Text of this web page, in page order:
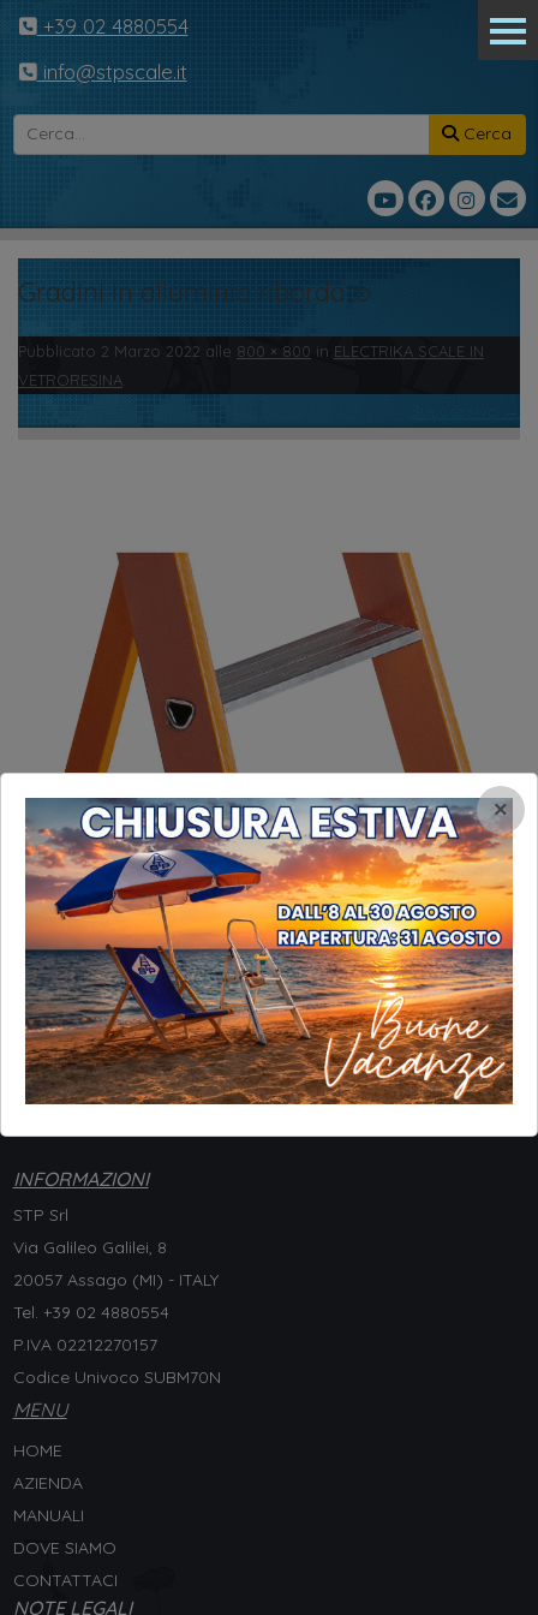
+39 02 4880554
info@stpscale.it
Cerca
Gradini in alluminio ribordato
Pubblicato 2 Marzo 2022 alle 800 × 800 in ELECTRIKA SCALE IN
VETRORESINA
Gradini in alluminio ribordato
Gradini in alluminio ribordato
INFORMAZIONI
STP Srl
Via Galileo Galilei, 8
20057 Assago (MI) - ITALY
Tel. +39 02 4880554
P.IVA 02212270157
Codice Univoco SUBM70N
MENU
HOME
AZIENDA
MANUALI
DOVE SIAMO
CONTATTACI
NOTE LEGALI
×